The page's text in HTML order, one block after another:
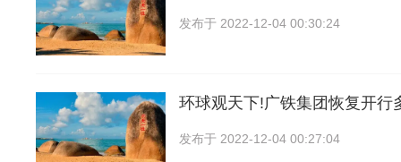
发布于 2022-12-04 00:30:24
环球观天下!广铁集团恢复开行
发布于 2022-12-04 00:27:04